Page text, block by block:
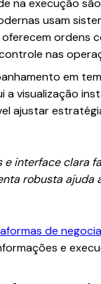
na execução
usam
ordens
nas
em
a visualização
ajustar
interface clara
robusta
de
e